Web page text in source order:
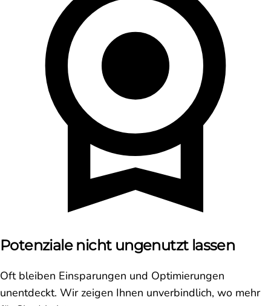
Potenziale nicht ungenutzt lassen
Oft bleiben Einsparungen und Optimierungen
unentdeckt. Wir zeigen Ihnen unverbindlich, wo mehr